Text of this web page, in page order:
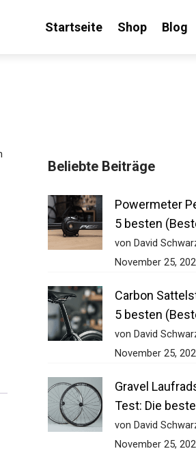
Startseite Shop Blog
Beliebte Beiträge
Powermeter
5 besten
von David Schwarz
November 25, 2025
Carbon
5 besten
von David Schwarz
November 25, 2025
Gravel
Test: Die
von David Schwarz
November 25, 2025